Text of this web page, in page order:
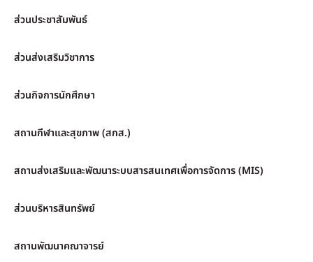
ส่วนประชาสัมพันธ์
ส่วนส่งเสริมวิชาการ
ส่วนกิจการนักศึกษา
สถานกีฬาและสุขภาพ (สกส.)
สถานส่งเสริมและพัฒนาระบบสารสนเทศเพื่อการจัดการ (MIS)
ส่วนบริหารสินทรัพย์
สถานพัฒนาคณาจารย์